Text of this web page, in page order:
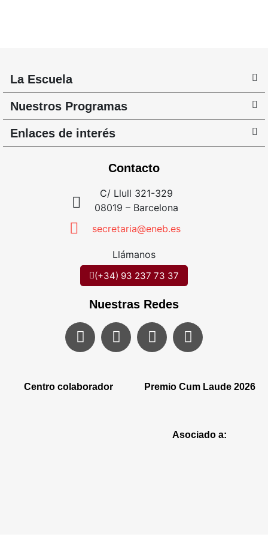
La Escuela
Nuestros Programas
Enlaces de interés
Contacto
C/ Llull 321-329
08019 – Barcelona
secretaria@eneb.es
Llámanos
(+34) 93 237 73 37
Nuestras Redes
Centro colaborador Premio Cum Laude 2026
Asociado a: